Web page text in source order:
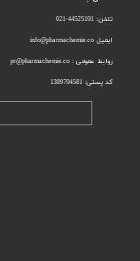
تلفن: 44525191-021
ایمیل info@pharmachemie.co
روابط عمومی : pr@pharmachemie.co
کد پستی: 1389794581